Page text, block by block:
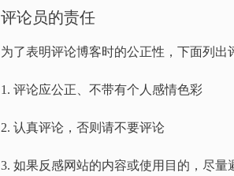
评论员的责任
为了表明评论博客时的公正性，下面列出
1. 评论应公正、不带有个人感情色彩
2. 认真评论，否则请不要评论
3. 如果反感网站的内容或使用目的，尽量